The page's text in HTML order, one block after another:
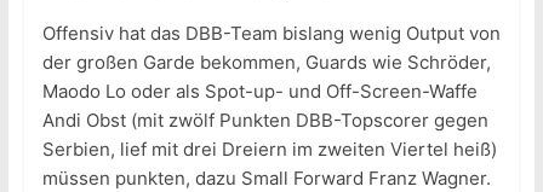
Offensiv hat das DBB-Team bislang wenig Output von
der großen Garde bekommen, Guards wie Schröder,
Maodo Lo oder als Spot-up- und Off-Screen-Waffe
Andi Obst (mit zwölf Punkten DBB-Topscorer gegen
Serbien, lief mit drei Dreiern im zweiten Viertel heiß)
müssen punkten, dazu Small Forward Franz Wagner.